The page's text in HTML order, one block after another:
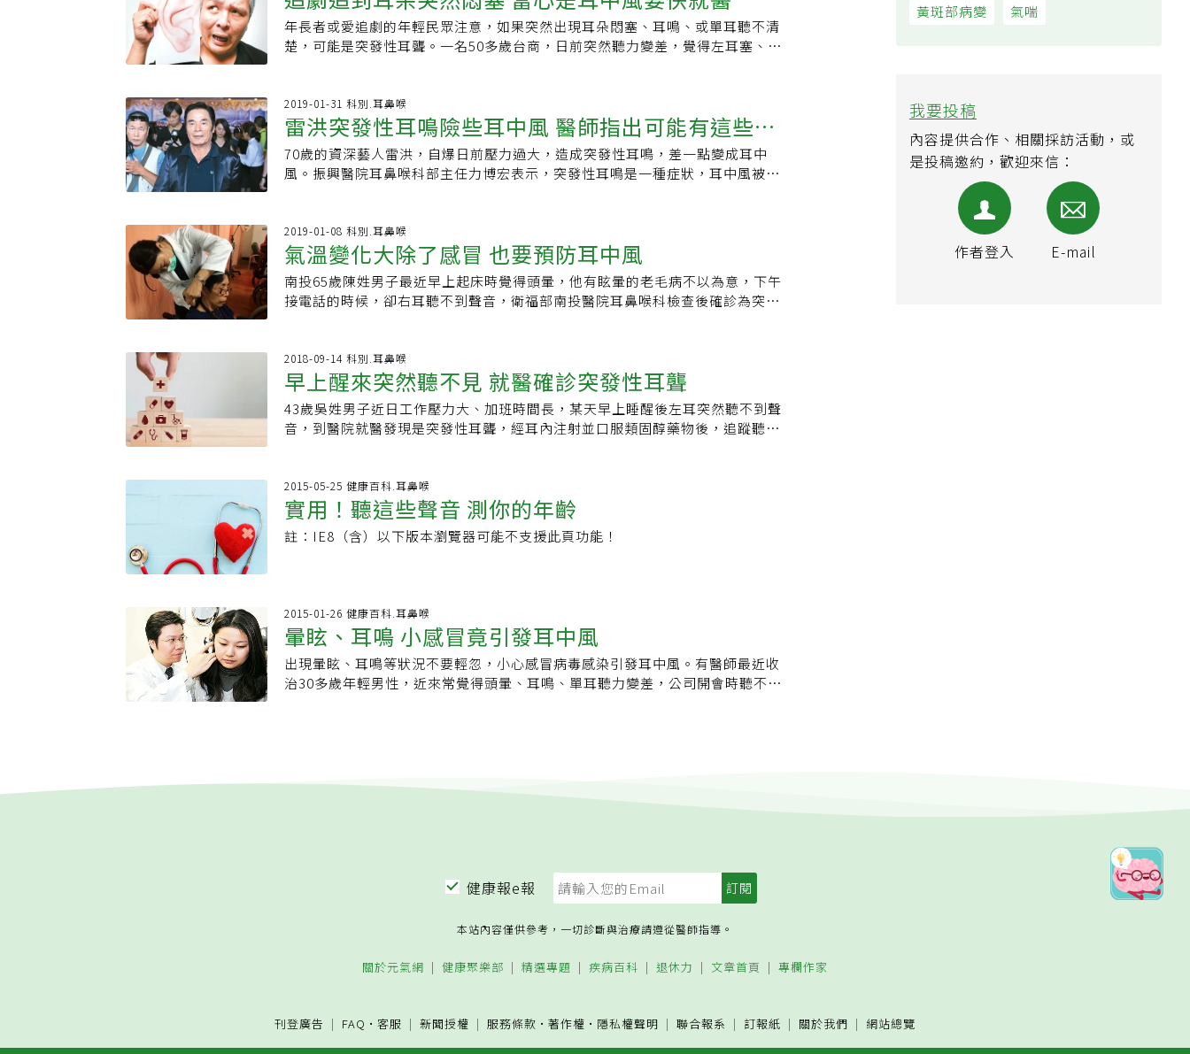
黃斑部病變
氣喘
我要投稿
內容提供合作、相關採訪活動，或
是投稿邀約，歡迎來信：
作者登入 E-mail
萬分之5到20之中，發病的年齡大多在40歲到54歲，男女相當，多發生於單耳，
很少雙耳同時發生，所以一般也不用太過於焦慮。然而，為什麼會發生耳中風
呢？黃妤茜指出，有學者主張這狀況是因為供應內耳負責聽力部分的血流下降，
因就已自癒。在耳中風患者當中，常有作息不正常、生活壓力大、情緒不穩定的
狀況，雖然目前與突發性耳聾是沒有直接數據相關，但這些都和免疫力相關，時
時增強身體的免疫力，就能降低大部分疾病的風險。有些耳中風患者不用經過治
療便會自己痊癒，而無法自己痊癒的患者最想知道的是耳中風會影響未來聽力
嗎？耳中風多久會好？黃妤茜強調，耳中風發作「1週內是治療黃金期」，臨床上
讀： 耳鳴是身體在求救！ 3種疾病徵兆你不應忽視 用棉花棒挖耳垢超母湯？ 耳燭
也NG！醫師提供2妙招
影響的血管正好是營養中心視力黃斑部的視網膜動靜脈或其分支，便可能造成嚴
重的視力傷害。必須特別注意的是，根據統計，視網膜中心動脈阻塞後5年內的死
亡率為40%，死因主要是心肌梗塞。因此，「眼中風」不僅是眼科的急症，也代
神經內科等專科，及時評估、監控是否有頸動脈狹窄或心臟產生血栓等情形，以
免治療上措手不及。2、突發性神經性聽力障礙–耳中風一覺醒來，耳朵突然嗡嗡
作響，甚至完全聽不到了，著實會讓人嚇一大跳，是不是罹患了「耳中風」。中
國醫藥大學北港附設醫院耳鼻喉科主任林子傑表示，許多人把「突發性神經性聽
病前多半沒有遭到撞擊或外傷，卻突然間出現明顯聽力受損（以單側居多），或
併發耳鳴、嘔吐、平衡失調、走路不穩等情況。目前已知的可能引發原因有病毒
感染、腫瘤壓迫聽神經、自體免疫系統疾病、內耳淋巴膜破裂等；另外，內耳迷
路動脈或其分支狹窄、阻塞，在血流循環不良情況下，也可能造成神經性的聽力
障礙。特別是在凜冽寒冬，血管收縮較為劇烈的情況下，部分案例可能出現類似
斷。一般來說，「耳中風」的患者若能及時接受治療，則聽力有較高的恢復機
會，但如果延遲接受治療，則預後通常會較差。3、讓人舉步維艱–腳中風發生在
下肢動脈血管急性阻塞的「腳中風」，是一項讓人舉步維艱的病症。患者通往雙
腿「下肢」的血管因狹窄或有血栓阻塞，造成血流不暢通，進而出現下肢冰冷、
血管科主治醫師兼心導管室主任張丁權指出，「腳中風」也有所謂的搶救黃金時
間，一旦超過6～8小時的最佳治療時機，就算再打通血管，肌肉組織仍將持續進
行不可逆轉的壞死現象；但偏偏台灣人常有超強「忍功」，常因太能忍痛，而喪
失了最佳治療時機，等到醫師宣布必須截肢以保命時，便只能抱憾終身。而患有
脈收縮壓∕前臂動脈收縮壓）小於0.9，即代表下肢循環不良，可能有週邊動脈狹
窄問題，必要時應進一步安排血管攝影，確認腿部血管狀況。4、控制血壓–脊髓
中風人體的頸髓與胸腰髓有許多神經分布其中，負有控制四肢力氣、感覺、呼吸
與排泄等功能，當「脊髓中風」時，患者可能先是在頸部或背部感到一陣劇痛，
合併出現主動脈疾病比例很高。與一般常見的「腦中風」病患比較，「脊髓中
壓控制，特別是有心血管疾病家族史者，邁入中老年階段後，應定期接受全身血
管與神經系統的健康檢查。延伸閱讀： 還認為中風是老人專利？ 有這5狀況都是
血壓？ 醫師點出普遍3大迷思
年長者或愛追劇的年輕民眾注意，如果突然出現耳朵悶塞、耳鳴、或單耳聽不清
楚，可能是突發性耳聾。一名50多歲台商，日前突然聽力變差，覺得左耳塞、有
聽力情況改善。收治該患者的羅東博愛醫院耳鼻喉科醫師張家宸表示，突發性耳
聾又稱為「耳中風」，患者多為一覺醒來後突然覺得一耳或雙耳聽力變差、或耳
朵很悶、塞住或是進水感，其發生的原因不明，可能與壓力、病毒感染、藥物、
外傷、內分泌、血管阻塞或腫瘤有關。張家宸說，耳朵中的內耳掌管聽力，內耳
發炎多為病毒感染，如麻疹、感冒使細菌跑到耳蝸造成發炎；而供應內耳血管的
發性的聽力受損。他說，臨床上患者上述三情況中，以內耳發炎的比例最高，約
占七成。而突發性耳聾為耳鼻喉科的「急症」，必須馬上安排聽力檢查，若確診
得馬上治療，避免內耳的多數毛細胞死掉，聽力就難恢復；民眾發現聽力異狀
時，應在三天內就醫，並在兩周內的黃金治療期接受積極治療，若過治療期才就
群，不限於年長者，青壯年若長期疲累熬夜、壓力大也容易發生；另外，有糖尿
病、高血脂、代謝症候群也是危險因子。
2019-01-31 科別.耳鼻喉
雷洪突發性耳鳴險些耳中風 醫師指出可能有這些原
因
70歲的資深藝人雷洪，自爆日前壓力過大，造成突發性耳鳴，差一點變成耳中
風。振興醫院耳鼻喉科部主任力博宏表示，突發性耳鳴是一種症狀，耳中風被稱
引起。力博宏表示，許多民眾都曾有過突發性耳鳴，通常都是單耳出現症狀，若
不斷出現突發性耳鳴，就可能會出現突發性聽損的問題，通常，會造成單耳的聽
覺能力下降，甚至可能造成耳聾，年紀愈大，風險愈高，70歲的風險是17歲的10
倍。對於突發性聽力損失，目前僅知是免疫力下降所引發的疾病，大多的專家認
為突發性聽力受損，可以是因為壓力或是病毒感染所致，雖然有人認為是血管阻
耳鳴，建議平時飲食均衡、睡眠品質要把握，避免熬夜，並降低壓力的發生，調
適生活狀態。
2019-01-08 科別.耳鼻喉
氣溫變化大除了感冒 也要預防耳中風
南投65歲陳姓男子最近早上起床時覺得頭暈，他有眩暈的老毛病不以為意，下午
接電話的時候，卻右耳聽不到聲音，衛福部南投醫院耳鼻喉科檢查後確診為突發
風的好發季節，應把握七天治療黃金期，若延遲治療，可能會導致聽力永久損
失。患者大多是突然單耳聽力喪失，部分患者還會合併暈眩。突發性耳聾的病因
目前仍不明，誘發原因可能和病毒感染、血管性疾病、內耳內淋巴囊水腫破裂、
自體免疫疾病有關。另外若經常熬夜、壓力過大以及秋冬天氣變化大，導致血液
循環變差都可能增加發病機會。治療方式目前以口服、靜脈或耳內注射類固醇為
臟六腑有密切關係，兩耳通於腦、腎氣通於耳、脾主全身氣血之運化，氣血充盈
上達耳竅而能聽。氣血阻滯就可能會引起耳竅閉阻造成耳暴聾。中醫治療可以選
擇針灸療法，常用穴位如耳門、聽宮、聽會、翳風等耳朵局部穴位來改善內耳微
落...別以為問題都在壓力！醫師：缺這種營養素 改善大腦退化、預防失智 美國杜
克大學研究建議這樣做
2018-09-14 科別.耳鼻喉
早上醒來突然聽不見 就醫確診突發性耳聾
43歲吳姓男子近日工作壓力大、加班時間長，某天早上睡醒後左耳突然聽不到聲
音，到醫院就醫發現是突發性耳聾，經耳內注射並口服類固醇藥物後，追蹤聽力
間突然聽不到的情形而求診，大多為單耳的聽力喪失。張紘(民頁)指出，突發性耳
聾醫學上的定義為3天之內，連續3個聲音頻率，大於30分貝感音神經性聽力減退
的症狀，有四分之一的患者會伴有眩暈的前兆，而大多數以耳鳴和聽力喪失為主
要症狀，好發於中年族群。突發性耳聾臨床上並非罕見疾病，美國大約每年約10
慮。張紘(民頁)說明，突發性耳聾治療方式主要給予口服或注射類固醇，合併使用
高壓氧療法或血漿擴張劑也可增強效果，黃金治療時間為發生後兩週內效果較
佳，約七成患者可以完全恢復或部分恢復。張紘(民頁)提醒，突發性耳聾為耳鼻喉
急症，民眾若有發現類似的症狀，需儘早就醫接受治療，才能避免終身聽不見的
2015-05-25 健康百科.耳鼻喉
實用！聽這些聲音 測你的年齡
註：IE8（含）以下版本瀏覽器可能不支援此頁功能！
2015-01-26 健康百科.耳鼻喉
暈眩、耳鳴 小感冒竟引發耳中風
出現暈眩、耳鳴等狀況不要輕忽，小心感冒病毒感染引發耳中風。有醫師最近收
治30多歲年輕男性，近來常覺得頭暈、耳鳴、單耳聽力變差，公司開會時聽不清
同事講話時，他卻對答如流，被主管誤以為態度傲慢，讓他非常困擾。力博宏
發現，耳中風易在季節交替、感冒病例多時發生，且患者抽血檢驗病毒指數高，
研判可能是感冒等病毒造成血管腫脹，需要血液供應的聽覺神經，因血液供應受
轉，提醒民眾如果感冒時發現單側耳鳴、合併聽覺受損，應趕緊就醫。若有類似
或很小聲，若出現異常，聽力恐已受損。
健康報e報
本站內容僅供參考，一切診斷與治療請遵從醫師指導。
關於元氣網 健康聚樂部 精選專題 疾病百科 退休力 文章首頁 專欄作家
刊登廣告 FAQ · 客服 新聞授權 服務條款 · 著作權 · 隱私權聲明 聯合報系 訂報紙 關於我們 網站總覽